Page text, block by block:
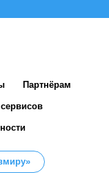
Партнёрам